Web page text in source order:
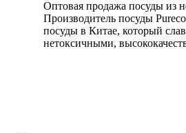
Оптовая продажа посуды из
Производитель посуды
посуды в Китае, который
нетоксичными,